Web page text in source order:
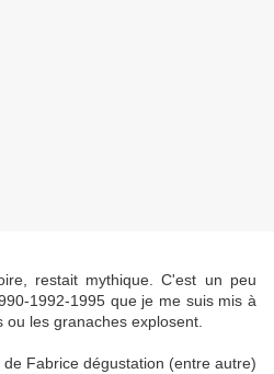
restait mythique. C'est un peu
1992-1995 que je me suis mis à
les granaches explosent.
Fabrice dégustation (entre autre)